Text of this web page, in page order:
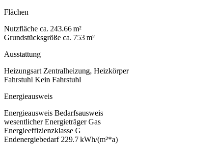
Flächen
Nutzfläche ca. 243.66 m²
Grundstücksgröße ca. 753 m²
Ausstattung
Heizungsart Zentralheizung, Heizkörper
Fahrstuhl Kein Fahrstuhl
Energieausweis
Energieausweis Bedarfsausweis
wesentlicher Energieträger Gas
Energieeffizienzklasse G
Endenergiebedarf 229.7 kWh/(m²*a)